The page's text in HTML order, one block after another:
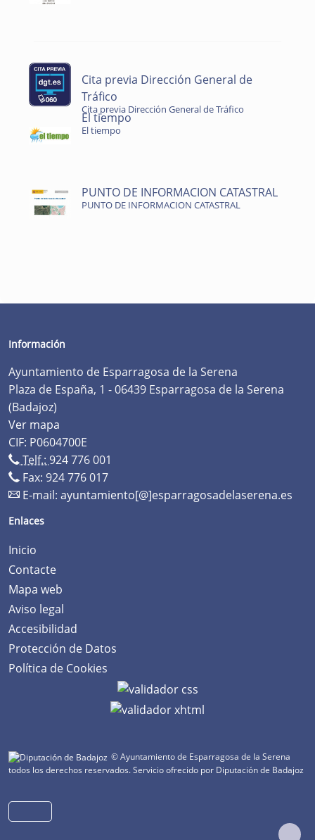
Cita previa Dirección General de
Tráfico
Cita previa Dirección General de Tráfico
El tiempo
El tiempo
PUNTO DE INFORMACION CATASTRAL
PUNTO DE INFORMACION CATASTRAL
Información
Ayuntamiento de Esparragosa de la Serena
Plaza de España, 1 - 06439 Esparragosa de la Serena
(Badajoz)
Ver mapa
CIF: P0604700E
Telf.: 924 776 001
Fax: 924 776 017
E-mail: ayuntamiento[@]esparragosadelaserena.es
Enlaces
Inicio
Contacte
Mapa web
Aviso legal
Accesibilidad
Protección de Datos
Política de Cookies
© Ayuntamiento de Esparragosa de la Serena
todos los derechos reservados.Servicio ofrecido por Diputación de Badajoz